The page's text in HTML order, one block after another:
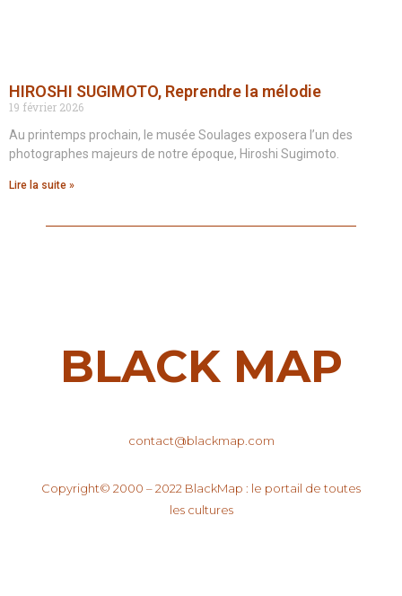
HIROSHI SUGIMOTO, Reprendre la mélodie
19 février 2026
Au printemps prochain, le musée Soulages exposera l’un des
photographes majeurs de notre époque, Hiroshi Sugimoto.
Lire la suite »
BLACK MAP
contact@blackmap.com
Copyright© 2000 – 2022 BlackMap : le portail de toutes
les cultures